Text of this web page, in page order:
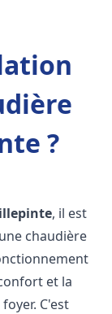
?
, il est
chaudière
et la
C'est